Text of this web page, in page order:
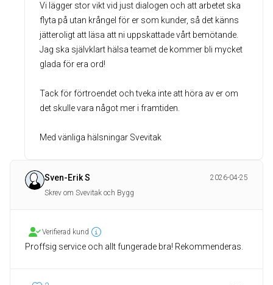
Vi lägger stor vikt vid just dialogen och att arbetet ska
flyta på utan krångel för er som kunder, så det känns
jätteroligt att läsa att ni uppskattade vårt bemötande.
Jag ska självklart hälsa teamet de kommer bli mycket
glada för era ord!
Tack för förtroendet och tveka inte att höra av er om
det skulle vara något mer i framtiden.
Med vänliga hälsningar Svevitak
Sven-Erik S
2026-04-25
Skrev om Svevitak och Bygg
Verifierad kund
Proffsig service och allt fungerade bra! Rekommenderas.